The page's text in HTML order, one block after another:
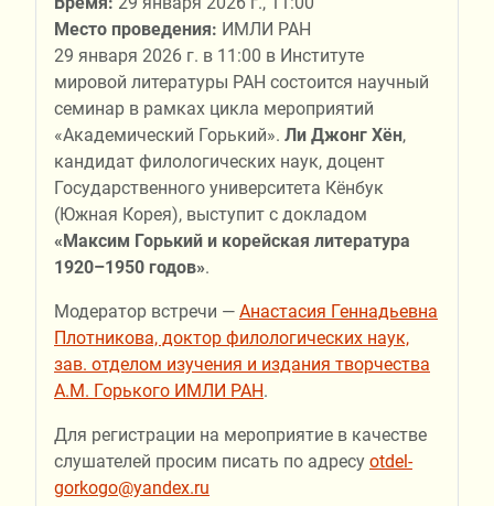
Место проведения: ИМЛИ РАН
29 января 2026 г. в 11:00 в Институте
мировой литературы РАН состоится научный
семинар в рамках цикла мероприятий
«Академический Горький». Ли Джонг Хён,
кандидат филологических наук, доцент
Государственного университета Кёнбук
(Южная Корея), выступит с докладом
«Максим Горький и корейская литература
1920–1950 годов».
Модератор встречи — Анастасия Геннадьевна
Плотникова, доктор филологических наук,
зав. отделом изучения и издания творчества
А.М. Горького ИМЛИ РАН.
Для регистрации на мероприятие в качестве
слушателей просим писать по адресу otdel-
gorkogo@yandex.ru